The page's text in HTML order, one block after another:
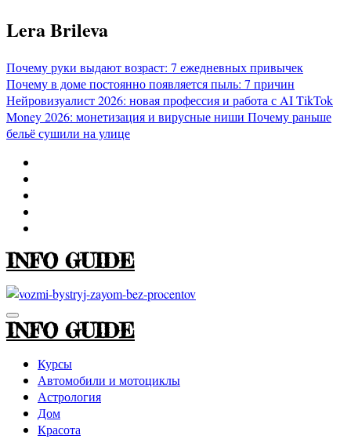
Перейти
к
Lera Brileva
Почему руки выдают возраст: 7 ежедневных привычек
Почему в доме постоянно появляется пыль: 7 причин
Нейровизуалист 2026: новая профессия и работа с AITikTok
Money 2026: монетизация и вирусные ниши Почему раньше
бельё сушили на улице
INFO GUIDE
INFO GUIDE
Курсы
Автомобили и мотоциклы
Астрология
Дом
Красота